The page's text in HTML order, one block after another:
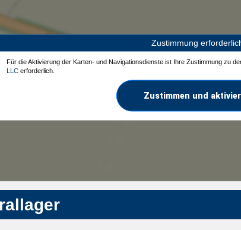
Zustimmung
Für die Aktivierung der Karten- und Navigationsdienste ist Ihre Zustimmung zu
LLC erforderlich.
Zustimmen und